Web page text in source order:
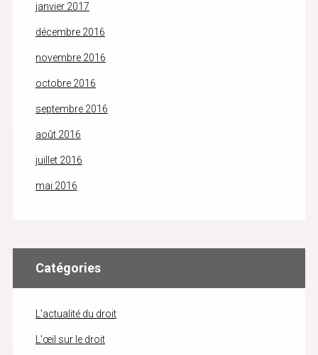
janvier 2017
décembre 2016
novembre 2016
octobre 2016
septembre 2016
août 2016
juillet 2016
mai 2016
Catégories
L'actualité du droit
L'œil sur le droit